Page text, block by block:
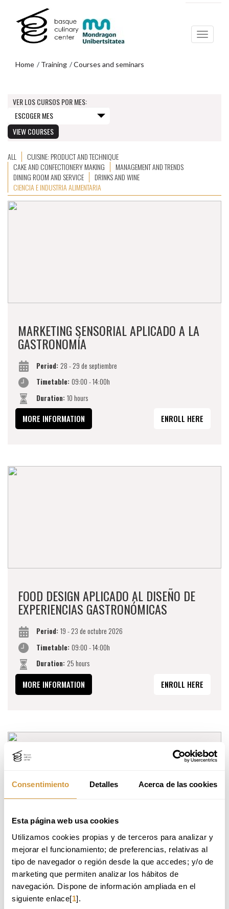
Consentimiento Detalles Acerca de las cookies
Esta página web usa cookies
Utilizamos cookies propias y de terceros para analizar y
mejorar el funcionamiento; de preferencias, relativas al
tipo de navegador o región desde la que accedes; y/o de
marketing que permiten analizar los hábitos de
navegación. Dispone de información ampliada en el
siguiente enlace[1].
navigation
Home Training Courses and seminars
COURSES AND SEMINARS FOR
VER LOS CURSOS POR MES:
ALL
CUISINE: PRODUCT AND TECHNIQUE
CAKE AND CONFECTIONERY MAKING
MANAGEMENT AND TRENDS
DINING ROOM AND SERVICE
DRINKS AND WINE
CIENCIA E INDUSTRIA ALIMENTARIA
MARKETING SENSORIAL APLICADO A LA
GASTRONOMÍA
Period: 28 - 29 de septiembre
Timetable: 09:00 - 14:00h
Duration: 10 hours
MORE INFORMATION ENROLL HERE
FOOD DESIGN APLICADO AL DISEÑO DE
EXPERIENCIAS GASTRONÓMICAS
Period: 19 - 23 de octubre 2026
Timetable: 09:00 - 14:00h
Duration: 25 hours
MORE INFORMATION ENROLL HERE
ZERO WASTE EN LA INDUSTRIA
ALIMENTARIA
Period:2 - 3 de noviembre 2026